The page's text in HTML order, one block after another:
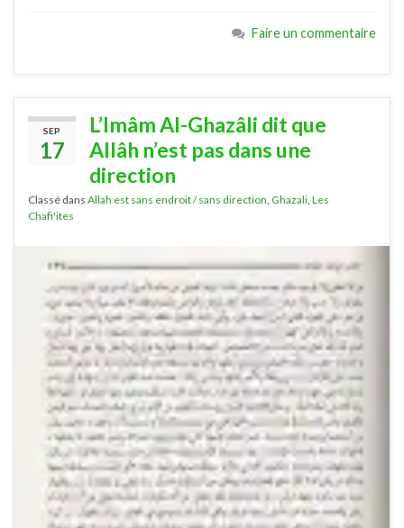
Faire un commentaire
SEP
17
L’Imâm Al-Ghazâli dit que
Allâh n’est pas dans une
direction
Classé dans Allah est sans endroit / sans direction Ghazali Les
Chafi'ites